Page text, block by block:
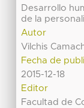
Desarrollo
de la
Autor
Vilchis
Fecha de
2015-12-18
Editor
Facultad de